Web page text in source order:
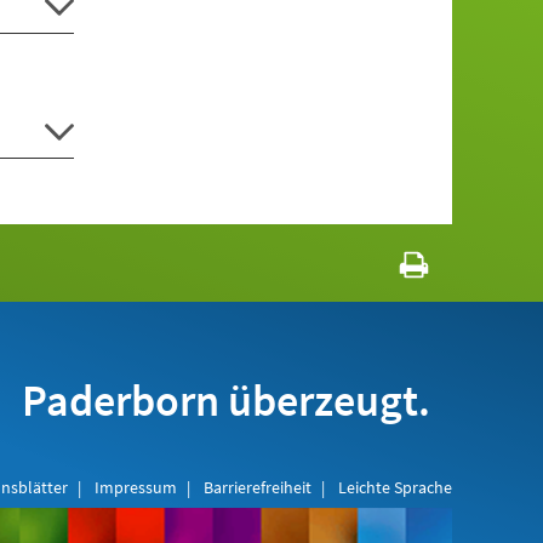
Paderborn überzeugt.
Impressum Barrierefreiheit Leichte Sprache